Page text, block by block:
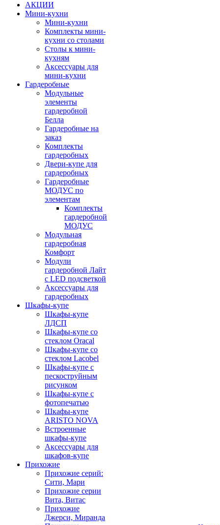
АКЦИИ
Мини-кухни
Мини-кухни
Комплекты мини-
кухни со столами
Столы к мини-
кухням
Аксессуары для
мини-кухни
Гардеробные
Модульные
элементы
гардеробной
Белла
Гардеробные на
заказ
Комплекты
гардеробных
Двери-купе для
гардеробных
Гардеробные
МОДУС по
элементам
Комплекты
гардеробной
МОДУС
Модульная
гардеробная
Комфорт
Модули
гардеробной Лайт
с LED подсветкой
Аксессуары для
гардеробных
Шкафы-купе
Шкафы-купе
ЛДСП
Шкафы-купе со
стеклом Oracal
Шкафы-купе со
стеклом Lacobel
Шкафы-купе с
пескоструйным
рисунком
Шкафы-купе с
фотопечатью
Шкафы-купе
ARISTO NOVA
Встроенные
шкафы-купе
Аксессуары для
шкафов-купе
Прихожие
Прихожие серий:
Сити, Мари
Прихожие серии
Вита, Витас
Прихожие
Джерси, Миранда